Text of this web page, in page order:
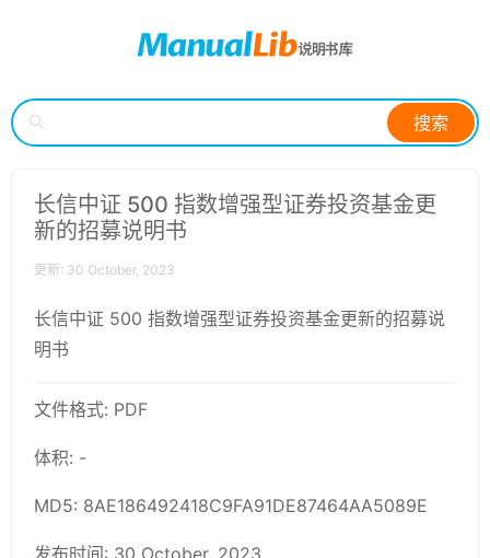
搜索
长信中证 500 指数增强型证券投资基金更
新的招募说明书
更新: 30 October, 2023
长信中证 500 指数增强型证券投资基金更新的招募说
明书
文件格式: PDF
体积: -
MD5: 8AE186492418C9FA91DE87464AA5089E
发布时间: 30 October, 2023